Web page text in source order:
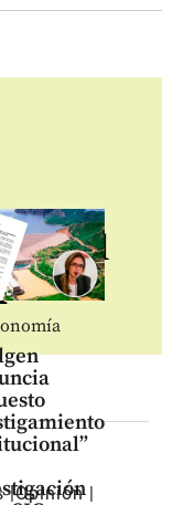
al
Opinión